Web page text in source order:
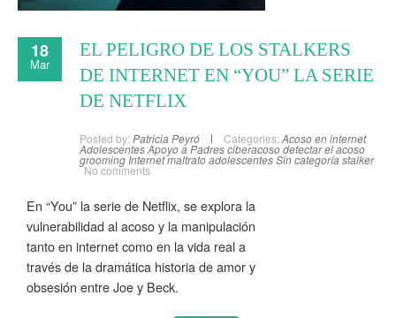
18
Mar
EL PELIGRO DE LOS STALKERS
DE INTERNET EN “YOU” LA SERIE
DE NETFLIX
Posted by: Patricia Peyró Categories: Acoso en internet
AdolescentesApoyo a Padresciberacosodetectar el acoso
grooming Internetmaltrato adolescentesSin categoría stalker
No comments
En “You” la serie de Netflix, se explora la
vulnerabilidad al acoso y la manipulación
tanto en internet como en la vida real a
través de la dramática historia de amor y
obsesión entre Joe y Beck.